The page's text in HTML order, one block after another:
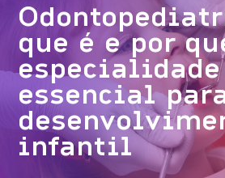
que é e por
essencial
infantil